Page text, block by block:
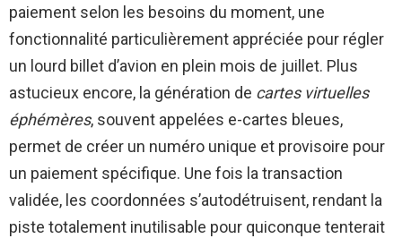
paiement selon les besoins du moment, une
fonctionnalité particulièrement appréciée pour régler
un lourd billet d’avion en plein mois de juillet. Plus
astucieux encore, la génération de cartes virtuelles
éphémères, souvent appelées e-cartes bleues,
permet de créer un numéro unique et provisoire pour
un paiement spécifique. Une fois la transaction
validée, les coordonnées s’autodétruisent, rendant la
piste totalement inutilisable pour quiconque tenterait